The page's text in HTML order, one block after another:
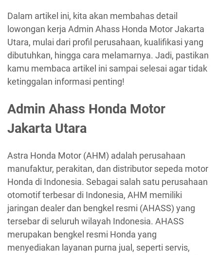
Dalam artikel ini, kita akan membahas detail
lowongan kerja Admin Ahass Honda Motor Jakarta
Utara, mulai dari profil perusahaan, kualifikasi yang
dibutuhkan, hingga cara melamarnya. Jadi, pastikan
kamu membaca artikel ini sampai selesai agar tidak
ketinggalan informasi penting!
Admin Ahass Honda Motor
Jakarta Utara
Astra Honda Motor (AHM) adalah perusahaan
manufaktur, perakitan, dan distributor sepeda motor
Honda di Indonesia. Sebagai salah satu perusahaan
otomotif terbesar di Indonesia, AHM memiliki
jaringan dealer dan bengkel resmi (AHASS) yang
tersebar di seluruh wilayah Indonesia. AHASS
merupakan bengkel resmi Honda yang
menyediakan layanan purna jual, seperti servis,